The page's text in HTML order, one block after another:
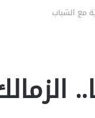
مع الشباب